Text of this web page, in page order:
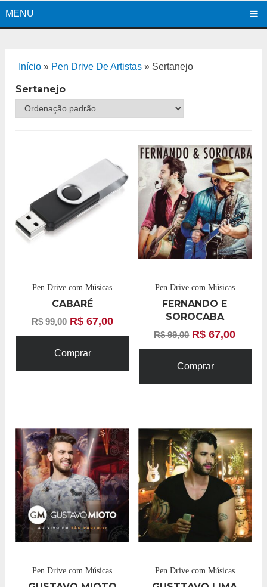
MENU
Início » Pen Drive De Artistas » Sertanejo
Sertanejo
Pen Drive com Músicas
CABARÉ
R$99,00 R$67,00
Comprar
Pen Drive com Músicas
FERNANDO E
SOROCABA
R$99,00 R$ 67,00
Comprar
Pen Drive com Músicas Pen Drive com Músicas